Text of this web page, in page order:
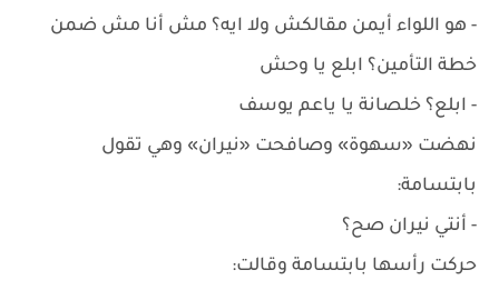
- هو اللواء أيمن مقالكش ولا ايه؟ مش أنا مش ضمن
خطة التأمين؟ ابلع يا وحش
- ابلع؟ خلصانة يا ياعم يوسف
نهضت «سهوة» وصافحت «نيران» وهي تقول
بابتسامة:
- أنتي نيران صح؟
حركت رأسها بابتسامة وقالت: